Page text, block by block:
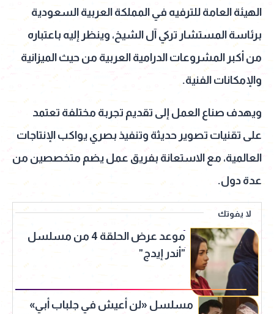
الهيئة العامة للترفيه في المملكة العربية السعودية
برئاسة المستشار تركي آل الشيخ، وينظر إليه باعتباره
من أكبر المشروعات الدرامية العربية من حيث الميزانية
والإمكانات الفنية.
ويهدف صناع العمل إلى تقديم تجربة مختلفة تعتمد
على تقنيات تصوير حديثة وتنفيذ بصري يواكب الإنتاجات
العالمية، مع الاستعانة بفريق عمل يضم متخصصين من
عدة دول.
لا يفوتك
موعد عرض الحلقة 4 من مسلسل
"أندر إيدج"
مسلسل «لن أعيش في جلباب أبي»